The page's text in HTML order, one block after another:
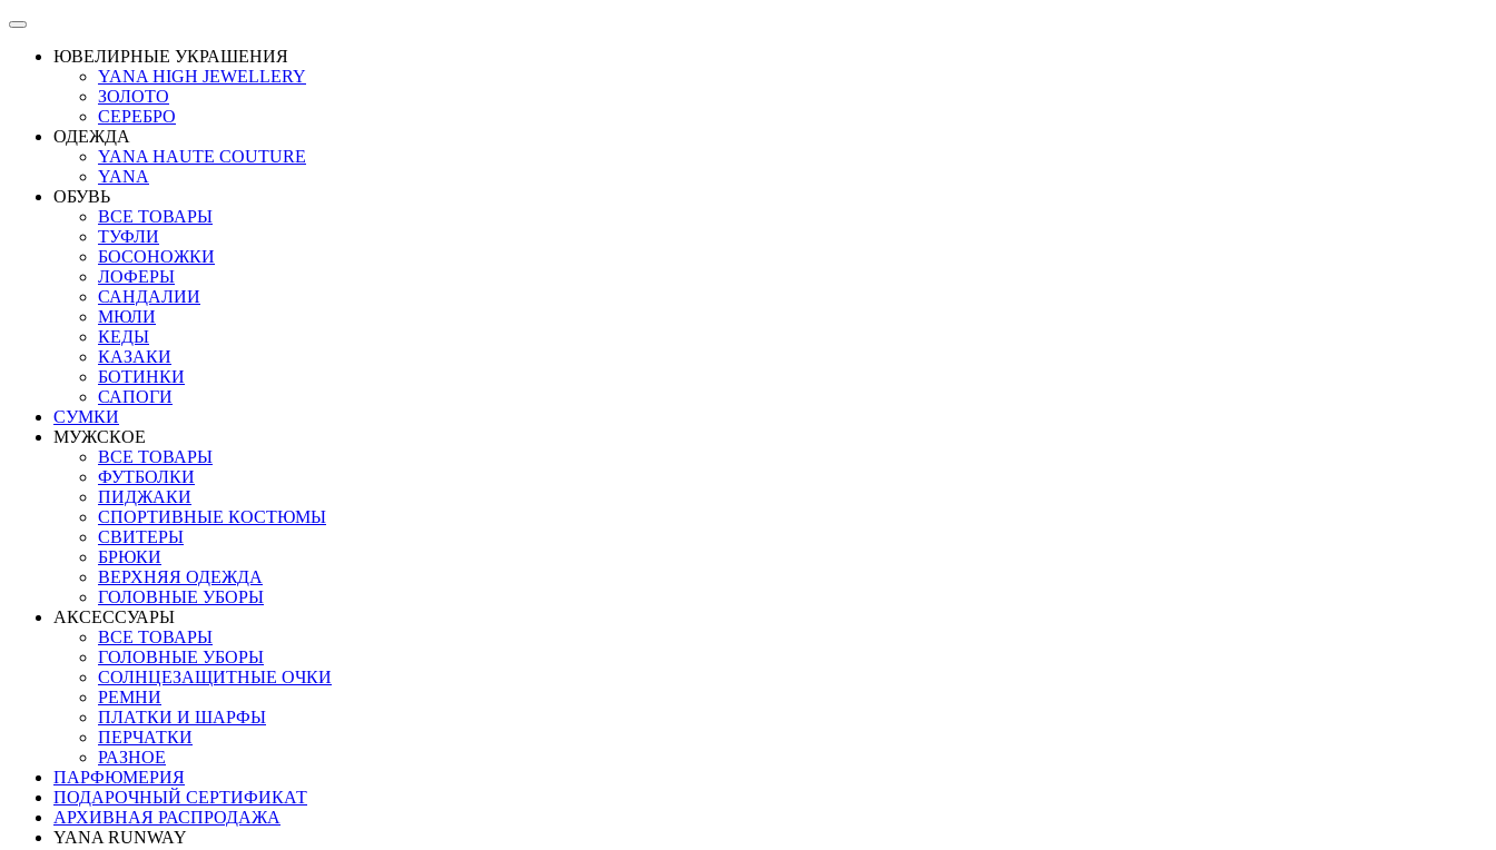
ЮВЕЛИРНЫЕ УКРАШЕНИЯ
YANA HIGH JEWELLERY
ЗОЛОТО
СЕРЕБРО
ОДЕЖДА
YANA HAUTE COUTURE
YANA
ОБУВЬ
ВСЕ ТОВАРЫ
ТУФЛИ
БОСОНОЖКИ
ЛОФЕРЫ
САНДАЛИИ
МЮЛИ
КЕДЫ
КАЗАКИ
БОТИНКИ
САПОГИ
СУМКИ
МУЖСКОЕ
ВСЕ ТОВАРЫ
ФУТБОЛКИ
ПИДЖАКИ
СПОРТИВНЫЕ КОСТЮМЫ
СВИТЕРЫ
БРЮКИ
ВЕРХНЯЯ ОДЕЖДА
ГОЛОВНЫЕ УБОРЫ
АКСЕССУАРЫ
ВСЕ ТОВАРЫ
ГОЛОВНЫЕ УБОРЫ
СОЛНЦЕЗАЩИТНЫЕ ОЧКИ
РЕМНИ
ПЛАТКИ И ШАРФЫ
ПЕРЧАТКИ
РАЗНОЕ
ПАРФЮМЕРИЯ
ПОДАРОЧНЫЙ СЕРТИФИКАТ
АРХИВНАЯ РАСПРОДАЖА
YANA RUNWAY